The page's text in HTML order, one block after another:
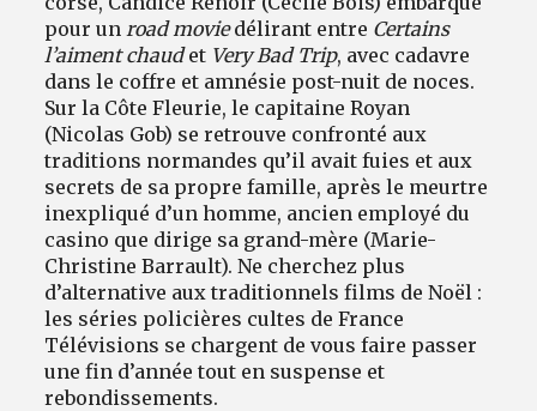
pour un road moviedélirant entre Certains
l’aiment chaudet Very Bad Trip, avec cadavre
dans le coffre et amnésie post-nuit de noces.
Sur la Côte Fleurie, le capitaine Royan
(Nicolas Gob) se retrouve confronté aux
traditions normandes qu’il avait fuies et aux
secrets de sa propre famille, après le meurtre
inexpliqué d’un homme, ancien employé du
casino que dirige sa grand-mère (Marie-
Christine Barrault). Ne cherchez plus
d’alternative aux traditionnels films de Noël :
les séries policières cultes de France
Télévisions se chargent de vous faire passer
une fin d’année tout en suspense et
rebondissements.